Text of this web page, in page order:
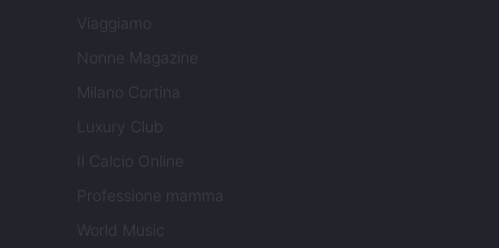
Viaggiamo
Nonne Magazine
Milano Cortina
Luxury Club
Il Calcio Online
Professione mamma
World Music